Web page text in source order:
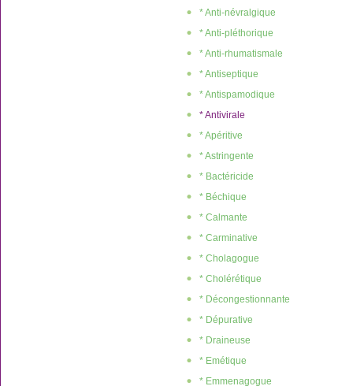
* Anti-névralgique
* Anti-pléthorique
* Anti-rhumatismale
* Antiseptique
* Antispamodique
* Antivirale
* Apéritive
* Astringente
* Bactéricide
* Béchique
* Calmante
* Carminative
* Cholagogue
* Cholérétique
* Décongestionnante
* Dépurative
* Draineuse
* Emétique
* Emmenagogue